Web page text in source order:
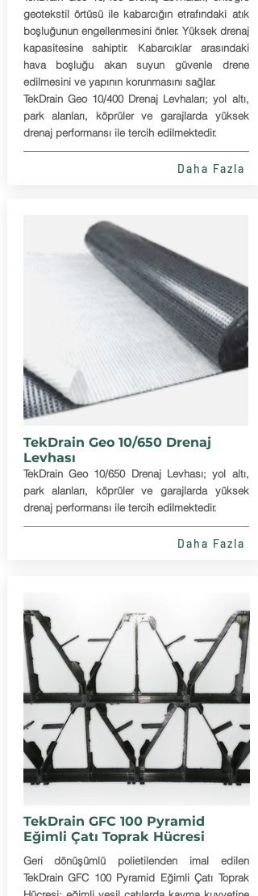
geotekstil örtüsü ile kabarcığın etrafındaki atık
boşluğunun engellenmesini önler. Yüksek drenaj
kapasitesine sahiptir. Kabarcıklar arasındaki
hava boşluğu akan suyun güvenle drene
edilmesini ve yapının korunmasını sağlar.
TekDrain Geo 10/400 Drenaj Levhaları; yol altı,
park alanları, köprüler ve garajlarda yüksek
drenaj performansı ile tercih edilmektedir.
Daha Fazla
TekDrain Geo 10/650 Drenaj
Levhası
TekDrain Geo 10/650 Drenaj Levhası; yol altı,
park alanları, köprüler ve garajlarda yüksek
drenaj performansı ile tercih edilmektedir.
Daha Fazla
TekDrain GFC 100 Pyramid
Eğimli Çatı Toprak Hücresi
Geri dönüşümlü polietilenden imal edilen
TekDrain GFC 100 Pyramid Eğimli Çatı Toprak